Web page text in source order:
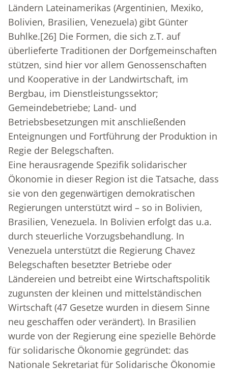
Ländern Lateinamerikas (Argentinien, Mexiko,
Bolivien, Brasilien, Venezuela) gibt Günter
Buhlke.[26] Die Formen, die sich z.T. auf
überlieferte Traditionen der Dorfgemeinschaften
stützen, sind hier vor allem Genossenschaften
und Kooperative in der Landwirtschaft, im
Bergbau, im Dienstleistungssektor;
Gemeindebetriebe; Land- und
Betriebsbesetzungen mit anschließenden
Enteignungen und Fortführung der Produktion in
Regie der Belegschaften.
Eine herausragende Spezifik solidarischer
Ökonomie in dieser Region ist die Tatsache, dass
sie von den gegenwärtigen demokratischen
Regierungen unterstützt wird – so in Bolivien,
Brasilien, Venezuela. In Bolivien erfolgt das u.a.
durch steuerliche Vorzugsbehandlung. In
Venezuela unterstützt die Regierung Chavez
Belegschaften besetzter Betriebe oder
Ländereien und betreibt eine Wirtschaftspolitik
zugunsten der kleinen und mittelständischen
Wirtschaft (47 Gesetze wurden in diesem Sinne
neu geschaffen oder verändert). In Brasilien
wurde von der Regierung eine spezielle Behörde
für solidarische Ökonomie gegründet: das
Nationale Sekretariat für Solidarische Ökonomie